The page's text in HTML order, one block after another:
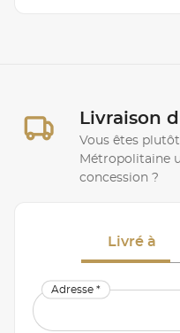
Livraison
Vous êtes
Métropolitaine
concession ?
Livré à
Adresse *